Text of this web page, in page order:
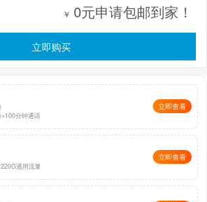
￥ 0元申请包邮到家！
立即购买
分钟通话
立即查看
通用流量
立即查看